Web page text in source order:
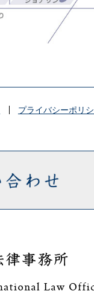
プライバシーポリ